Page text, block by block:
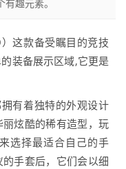
趣元素。
这款备受瞩目的竞技
装备展示区域,它更是
有着独特的外观设计
炫酷的稀有造型，玩
选择最适合自己的手
手套后，它们会以细